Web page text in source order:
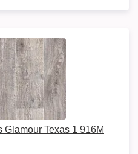
Texas 1 916M